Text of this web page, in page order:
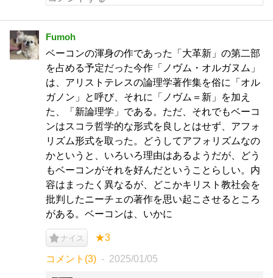
Fumoh
ベーコンの渾身の作であった「大革新」の第二部
を占める予定だった今作「ノヴム・オルガヌム」
は、アリストテレスの論理学著作集を俗に「オル
ガノン」と呼び、それに「ノヴム＝新」を加え
た、「新論理学」である。ただ、それでもベーコ
ンはスコラ哲学的な形式を良しとはせず、アフォ
リズム形式を取った。どうしてアフォリズムなの
かというと、いろいろ理由はあるようだが、どう
もベーコンがそれを好んだということらしい。内
容はまったく異なるが、どこかキリスト教社会を
批判したニーチェの著作を思い起こさせるところ
がある。ベーコンは、いかに
ナイス ★3
コメント(3) 2025/01/05